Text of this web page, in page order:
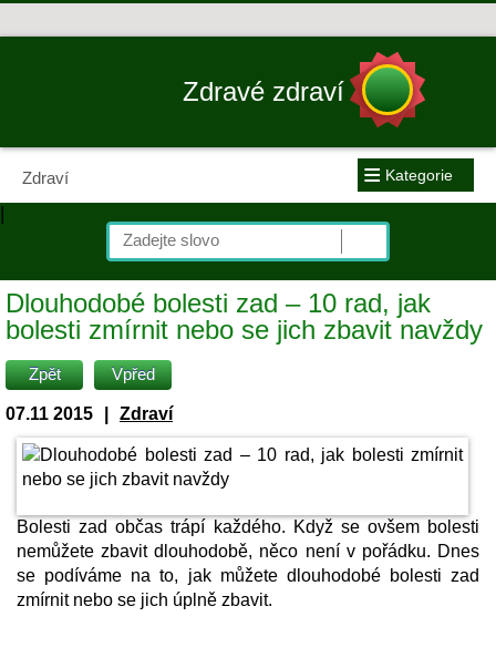
Zdravé zdraví
Zdraví ≡ Kategorie
|
Dlouhodobé bolesti zad – 10 rad, jak
bolesti zmírnit nebo se jich zbavit navždy
Zpět Vpřed
07.11 2015 Zdraví
Bolesti zad občas trápí každého. Když se ovšem bolesti
nemůžete zbavit dlouhodobě, něco není v pořádku. Dnes
se podíváme na to, jak můžete dlouhodobé bolesti zad
zmírnit nebo se jich úplně zbavit.